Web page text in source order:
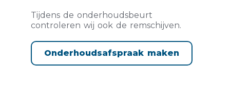
Tijdens de onderhoudsbeurt
controleren wij ook de remschijven.
Onderhoudsafspraak maken